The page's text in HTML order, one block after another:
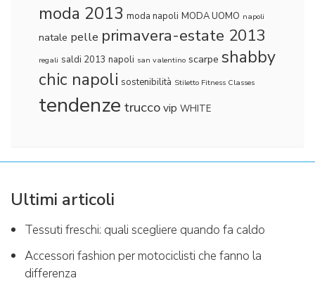
moda 2013 moda napoli MODA UOMO napoli
natale pelle primavera-estate 2013
regali saldi 2013 napoli san valentino scarpe shabby
chic napoli sostenibilità Stiletto Fitness Classes
tendenze truccovip WHITE
Ultimi articoli
Tessuti freschi: quali scegliere quando fa caldo
Accessori fashion per motociclisti che fanno la
differenza